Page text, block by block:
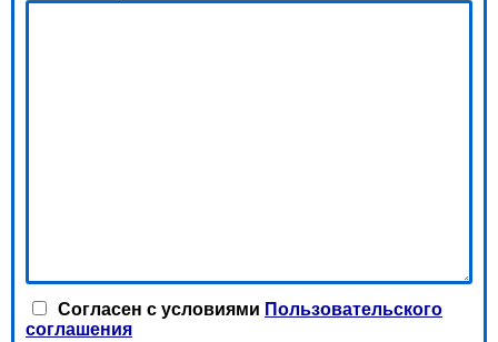
Согласен с условиями Пользовательского
соглашения